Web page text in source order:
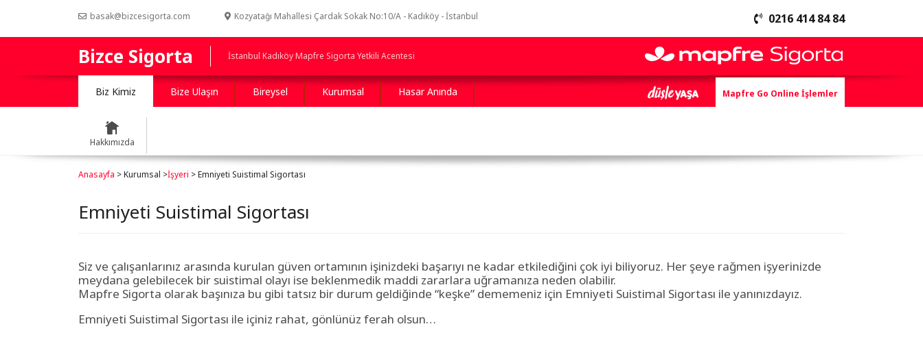
basak@bizcesigorta.com Kozyatağı Mahallesi Çardak Sokak No:10/A - Kadıköy - İstanbul 0216 414 84 84
Bizce Sigorta İstanbul Kadıköy Mapfre Sigorta Yetkili Acentesi
Biz Kimiz Bize Ulaşın Bireysel Kurumsal Hasar Anında Mapfre Go Online İşlemler
Hakkımızda
Anasayfa > Kurumsal >İşyeri > Emniyeti Suistimal Sigortası
Emniyeti Suistimal Sigortası
Siz ve çalışanlarınız arasında kurulan güven ortamının işinizdeki başarıyı ne kadar etkilediğini çok iyi biliyoruz. Her şeye rağmen işyerinizde
meydana gelebilecek bir suistimal olayı ise beklenmedik maddi zararlara uğramanıza neden olabilir.
Mapfre Sigorta olarak başınıza bu gibi tatsız bir durum geldiğinde “keşke” dememeniz için Emniyeti Suistimal Sigortası ile yanınızdayız.
Emniyeti Suistimal Sigortası ile içiniz rahat, gönlünüz ferah olsun…